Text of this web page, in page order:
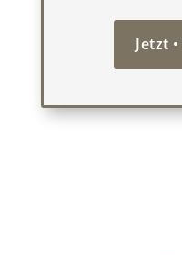
Jetzt